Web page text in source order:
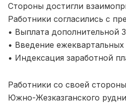
Стороны достигли
Работники согласились с
• Выплата дополнительной
• Введение
• Индексация заработной
Работники со своей
Южно-Жезказганского